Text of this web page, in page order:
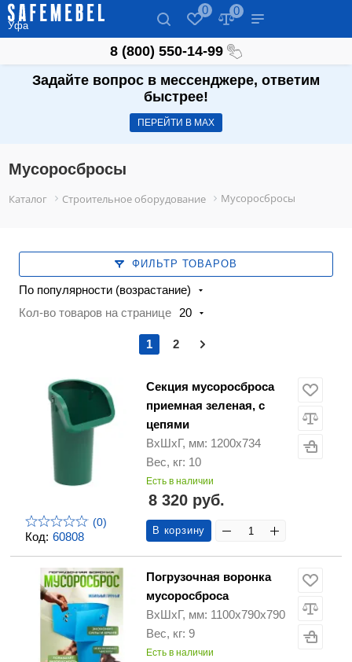
Уфа
0 0
8 (800) 550-14-99
Задайте вопрос в мессенджере, ответим
быстрее!
ПЕРЕЙТИ В МАХ
Мусоросбросы
Каталог Строительное оборудование Мусоросбросы
ФИЛЬТР ТОВАРОВ
По популярности (возрастание)
Кол-во товаров на странице
20
1 2
Код: 60808
(0)
Секция мусоросброса
приемная зеленая, с
цепями
ВхШхГ, мм: 1200х734
Вес, кг: 10
Есть в наличии
8 320 руб.
В корзину
Погрузочная воронка
мусоросброса
ВхШхГ, мм: 1100х790х790
Вес, кг: 9
Есть в наличии